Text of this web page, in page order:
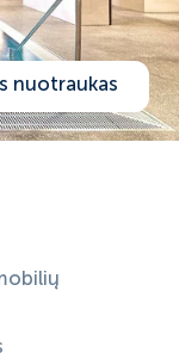
nuotraukas